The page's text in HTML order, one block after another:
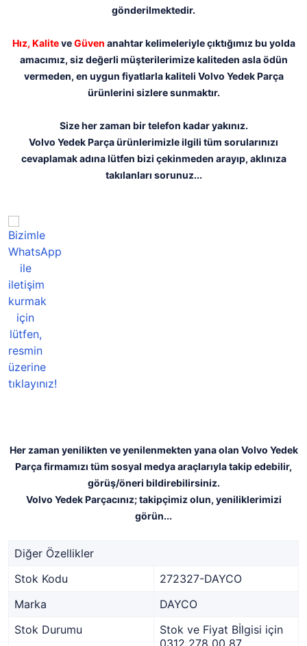
gönderilmektedir.
Hız, Kalite veGüven anahtar kelimeleriyle çıktığımız bu yolda
amacımız, siz değerli müşterilerimize kaliteden asla ödün
vermeden, en uygun fiyatlarla kaliteli Volvo Yedek Parça
ürünlerini sizlere sunmaktır.
Size her zaman bir telefon kadar yakınız.
Volvo Yedek Parça ürünlerimizle ilgili tüm sorularınızı
cevaplamak adına lütfen bizi çekinmeden arayıp, aklınıza
takılanları sorunuz...
Her zaman yenilikten ve yenilenmekten yana olan Volvo Yedek
Parça firmamızı tüm sosyal medya araçlarıyla takip edebilir,
görüş/öneri bildirebilirsiniz.
Volvo Yedek Parçacınız; takipçimiz olun, yeniliklerimizi
görün...
Diğer Özellikler
Stok Kodu
272327-DAYCO
Marka
DAYCO
Stok Durumu
Stok ve Fiyat Bİlgisi için
0312 278 00 87